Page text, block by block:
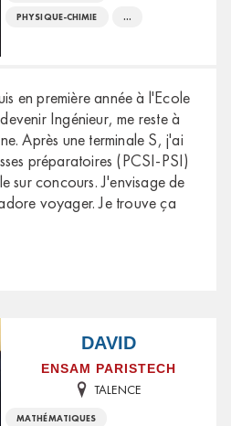
PHYSIQUE-CHIMIE ...
en première année à l'Ecole
Ingénieur, me reste à
Après une terminale S, j'ai
préparatoires (PCSI-PSI)
sur concours. J'envisage de
voyager. Je trouve ça
DAVID
ENSAM PARISTECH
TALENCE
MATHÉMATIQUES